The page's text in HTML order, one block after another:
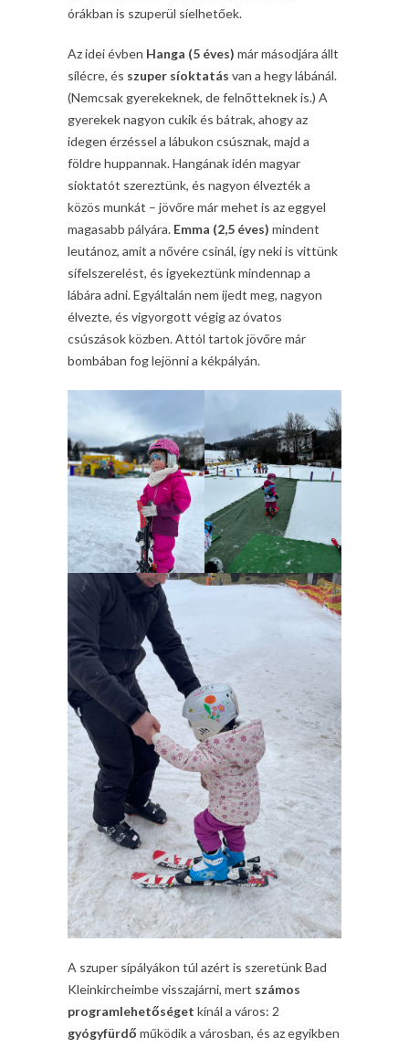
órákban is szuperül síelhetőek.
Az idei évben Hanga (5 éves) már másodjára állt
sílécre, és szuper síoktatás van a hegy lábánál.
(Nemcsak gyerekeknek, de felnőtteknek is.) A
gyerekek nagyon cukik és bátrak, ahogy az
idegen érzéssel a lábukon csúsznak, majd a
földre huppannak. Hangának idén magyar
síoktatót szereztünk, és nagyon élvezték a
közös munkát – jövőre már mehet is az eggyel
magasabb pályára. Emma (2,5 éves) mindent
leutánoz, amit a nővére csinál, így neki is vittünk
sífelszerelést, és igyekeztünk mindennap a
lábára adni. Egyáltalán nem ijedt meg, nagyon
élvezte, és vigyorgott végig az óvatos
csúszások közben. Attól tartok jövőre már
bombában fog lejönni a kékpályán.
A szuper sípályákon túl azért is szeretünk Bad
Kleinkircheimbe visszajárni, mert számos
programlehetőséget kínál a város: 2
gyógyfürdő működik a városban, és az egyikben